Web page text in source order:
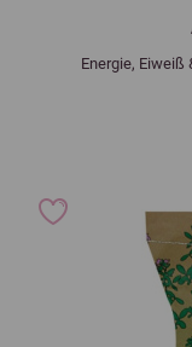
Energie,